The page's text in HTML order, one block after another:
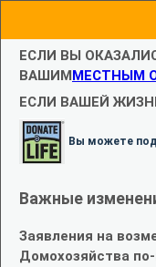
ЕСЛИ ВЫ
ВАШИММЕСТНЫМ
ЕСЛИ ВАШЕЙ
Вы можете
Важные
Заявления на
Домохозяйства